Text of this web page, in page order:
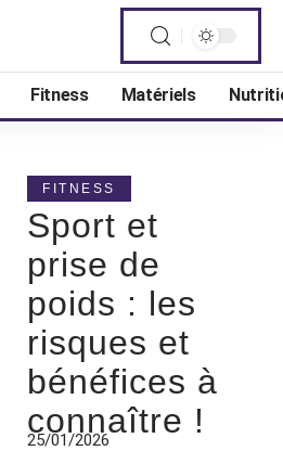
Fitness Matériels
FITNESS
Sport et
prise de
poids : les
risques et
bénéfices à
connaître !
25/01/2026